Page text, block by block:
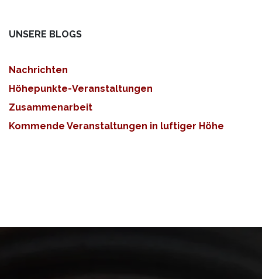
UNSERE BLOGS
Nachrichten
Höhepunkte-Veranstaltungen
Zusammenarbeit
Kommende Veranstaltungen in luftiger Höhe